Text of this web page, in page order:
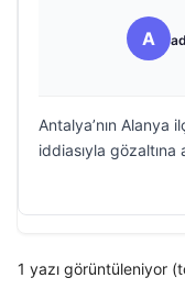
A
Antalya’nın Alanya
iddiasıyla gözaltına
1 yazı görüntüleniyor